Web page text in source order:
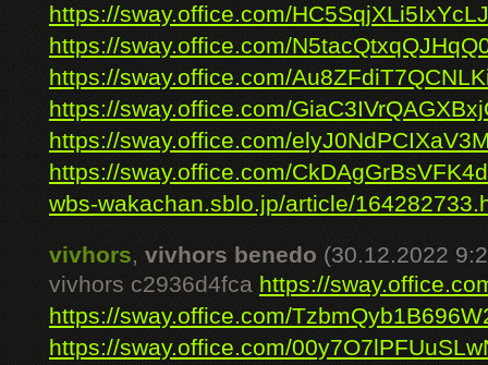
https://sway.office.com/HC5SqjXLi5IxYcLJ
https://sway.office.com/
https://sway.office.com/
https://sway.office.com/
https://sway.office.com/
https://sway.office.com/
wbs-wakachan.sblo.jp/article/
vivhors, vivhors benedo (30.12.2022
vivhors c2936d4fcahttps://
https://sway.office.com/
https://sway.office.com/